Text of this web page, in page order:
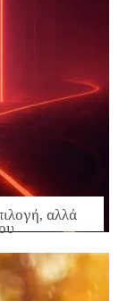
αλλά